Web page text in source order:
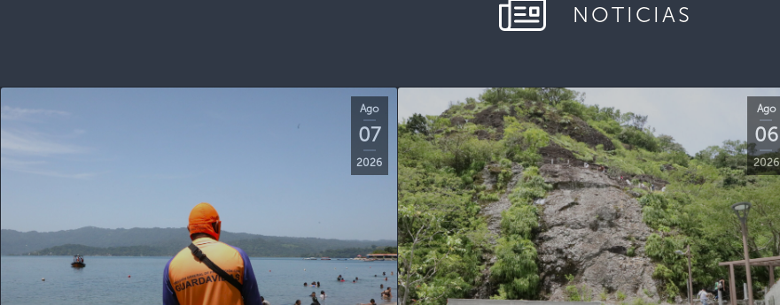
NOTICIAS
Ago
07
2026
Ago
06
2026